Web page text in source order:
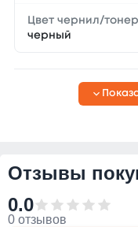
Цвет чернил/
черный
Отзывы
0.0
0 отзывов